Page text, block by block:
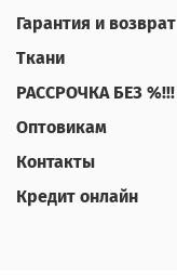
Гарантия и возврат
Ткани
РАССРОЧКА БЕЗ %!!!
Оптовикам
Контакты
Кредит онлайн